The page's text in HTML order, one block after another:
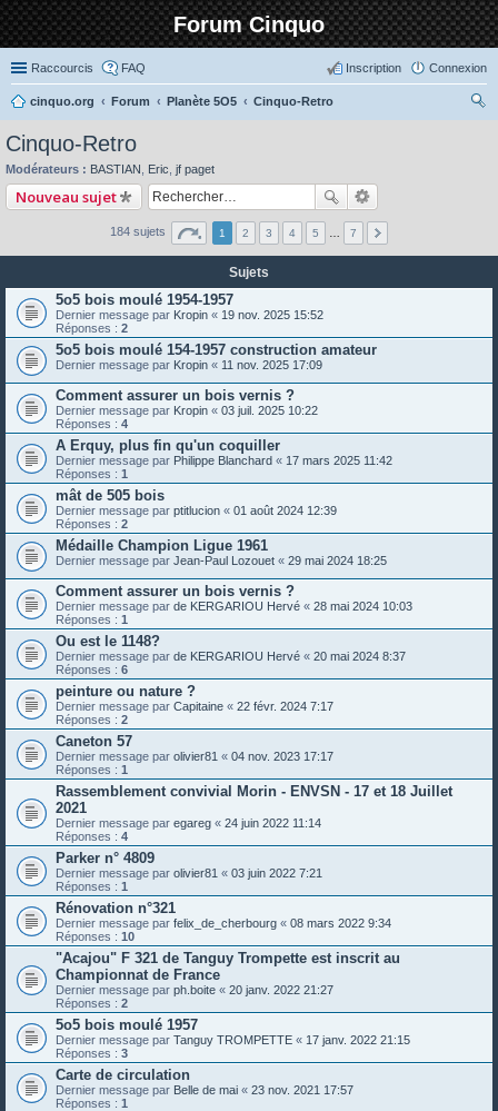
Forum Cinquo
Raccourcis FAQ Connexion
Inscription
cinquo.org Forum Planète 5O5
Cinquo-Retro
Cinquo-Retro
Modérateurs : BASTIAN Eric jf paget
Nouveau sujet
184 sujets 1 2 3 4 5 7
Sujets
5o5 bois moulé 1954-1957
Dernier message par Kropin « 19 nov. 2025 15:52
Réponses : 2
5o5 bois moulé 154-1957 construction amateur
Dernier message par Kropin « 11 nov. 2025 17:09
Comment assurer un bois vernis ?
Dernier message par Kropin « 03 juil. 2025 10:22
Réponses : 4
A Erquy, plus fin qu'un coquiller
Dernier message par Philippe Blanchard « 17 mars 2025 11:42
Réponses : 1
mât de 505 bois
Dernier message par ptitlucion « 01 août 2024 12:39
Réponses : 2
Médaille Champion Ligue 1961
Dernier message par Jean-Paul Lozouet « 29 mai 2024 18:25
Comment assurer un bois vernis ?
Dernier message par de KERGARIOU Hervé « 28 mai 2024 10:03
Réponses : 1
Ou est le 1148?
Dernier message par de KERGARIOU Hervé « 20 mai 2024 8:37
Réponses : 6
peinture ou nature ?
Dernier message par Capitaine « 22 févr. 2024 7:17
Réponses : 2
Caneton 57
Dernier message par olivier81 « 04 nov. 2023 17:17
Réponses : 1
Rassemblement convivial Morin - ENVSN - 17 et 18 Juillet
2021
Dernier message par egareg « 24 juin 2022 11:14
Réponses : 4
Parker n° 4809
Dernier message par olivier81 « 03 juin 2022 7:21
Réponses : 1
Rénovation n°321
Dernier message par felix_de_cherbourg « 08 mars 2022 9:34
Réponses : 10
"Acajou" F 321 de Tanguy Trompette est inscrit au
Championnat de France
Dernier message par ph.boite « 20 janv. 2022 21:27
Réponses : 2
5o5 bois moulé 1957
Dernier message par Tanguy TROMPETTE « 17 janv. 2022 21:15
Réponses : 3
Carte de circulation
Dernier message par Belle de mai « 23 nov. 2021 17:57
Réponses : 1